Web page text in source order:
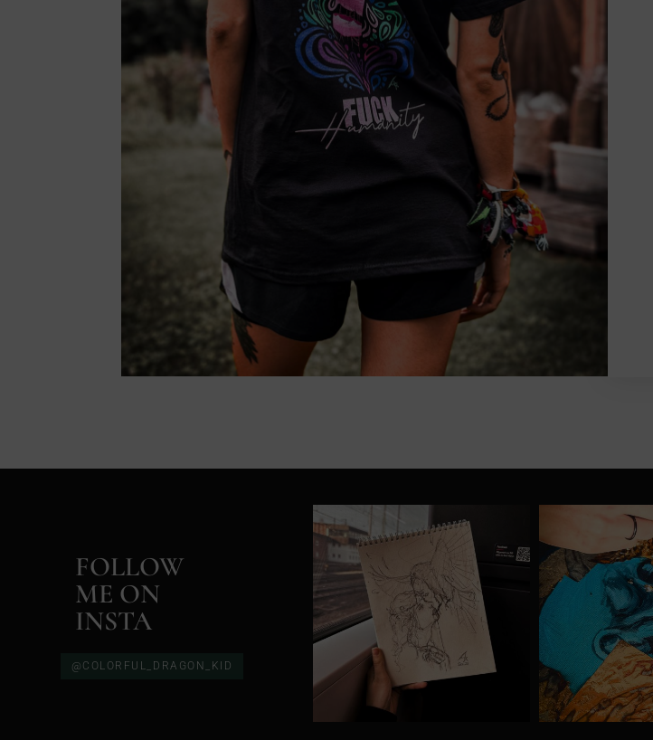
FOLLOW
ME ON
INSTA
@COLORFUL_DRAGON_KID